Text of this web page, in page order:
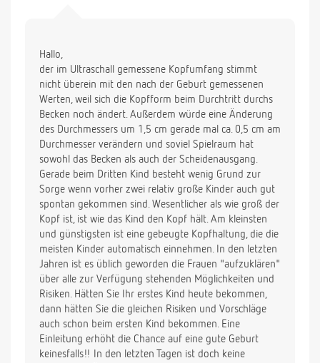
Hallo,
der im Ultraschall gemessene Kopfumfang stimmt
nicht überein mit den nach der Geburt gemessenen
Werten, weil sich die Kopfform beim Durchtritt durchs
Becken noch ändert. Außerdem würde eine Änderung
des Durchmessers um 1,5 cm gerade mal ca. 0,5 cm am
Durchmesser verändern und soviel Spielraum hat
sowohl das Becken als auch der Scheidenausgang.
Gerade beim Dritten Kind besteht wenig Grund zur
Sorge wenn vorher zwei relativ große Kinder auch gut
spontan gekommen sind. Wesentlicher als wie groß der
Kopf ist, ist wie das Kind den Kopf hält. Am kleinsten
und günstigsten ist eine gebeugte Kopfhaltung, die die
meisten Kinder automatisch einnehmen. In den letzten
Jahren ist es üblich geworden die Frauen "aufzuklären"
über alle zur Verfügung stehenden Möglichkeiten und
Risiken. Hätten Sie Ihr erstes Kind heute bekommen,
dann hätten Sie die gleichen Risiken und Vorschläge
auch schon beim ersten Kind bekommen. Eine
Einleitung erhöht die Chance auf eine gute Geburt
keinesfalls!! In den letzten Tagen ist doch keine